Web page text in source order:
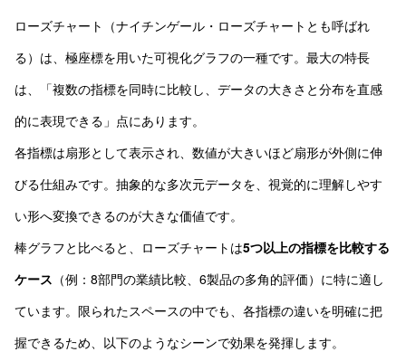
ローズチャート（ナイチンゲール・ローズチャートとも呼ばれ
る）は、極座標を用いた可視化グラフの一種です。最大の特長
は、「複数の指標を同時に比較し、データの大きさと分布を直感
的に表現できる」点にあります。
各指標は扇形として表示され、数値が大きいほど扇形が外側に伸
びる仕組みです。抽象的な多次元データを、視覚的に理解しやす
い形へ変換できるのが大きな価値です。
棒グラフと比べると、ローズチャートは5つ以上の指標を比較する
ケース （例：8部門の業績比較、6製品の多角的評価）に特に適し
ています。限られたスペースの中でも、各指標の違いを明確に把
握できるため、以下のようなシーンで効果を発揮します。